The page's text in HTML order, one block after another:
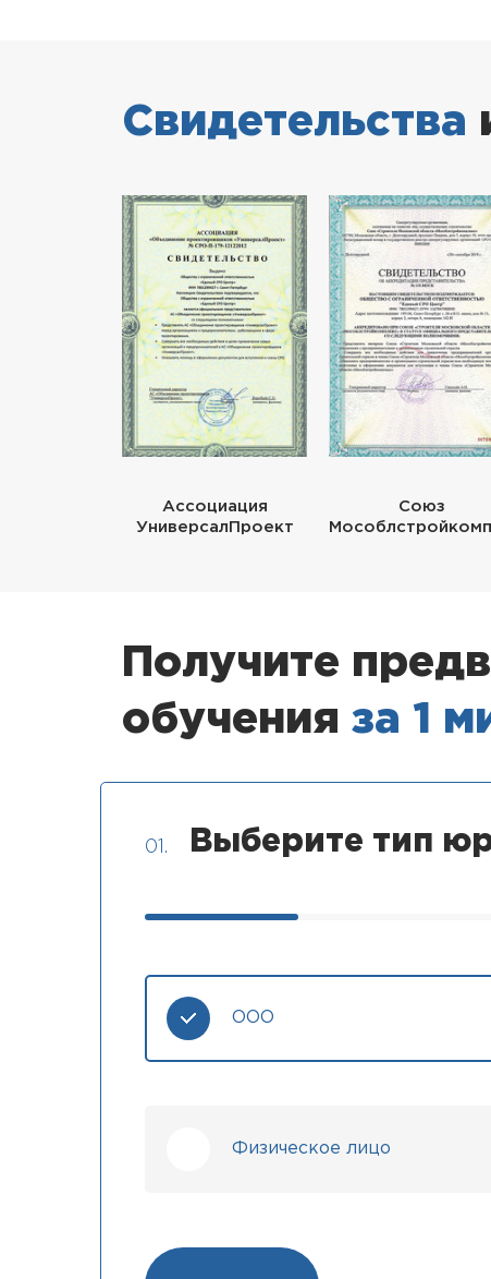
Свидетельства
Ассоциация
УниверсалПроект
Союз
Получите
обучения за 1
01. Выберите тип
ООО
Физическое лицо